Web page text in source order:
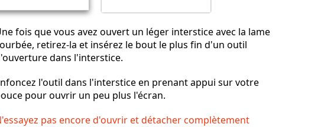
fois que vous avez ouvert un léger interstice avec la lame
retirez-la et insérez le bout le plus fin d'un outil
dans l'interstice.
l'outil dans l'interstice en prenant appui sur votre
pour ouvrir un peu plus l'écran.
pas encore d'ouvrir et détacher complètement